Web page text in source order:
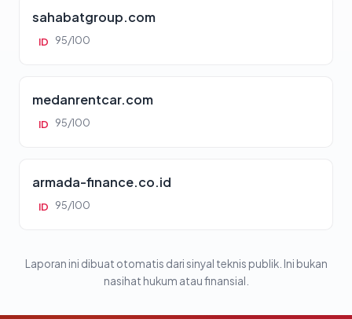
sahabatgroup.com
ID 95/100
medanrentcar.com
ID 95/100
armada-finance.co.id
ID 95/100
Laporan ini dibuat otomatis dari sinyal teknis publik. Ini bukan
nasihat hukum atau finansial.